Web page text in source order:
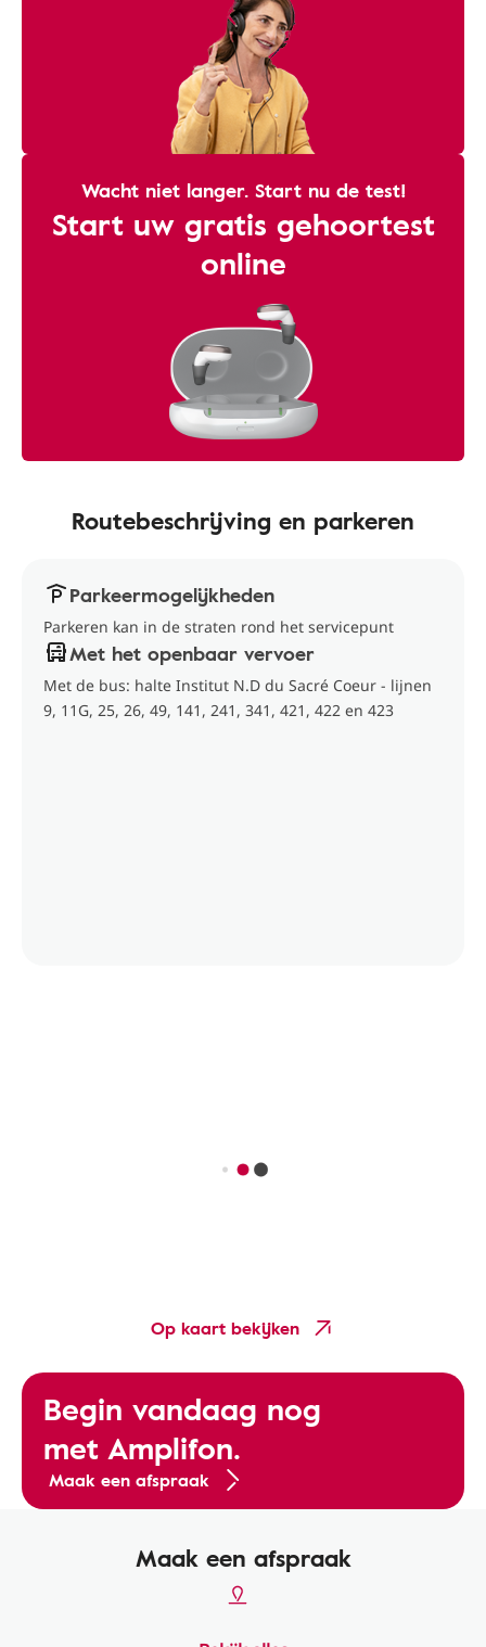
Wacht niet langer. Start nu de test!
Start uw gratis gehoortest
online
Routebeschrijving en parkeren
Parkeermogelijkheden
Parkeren kan in de straten rond het servicepunt
Met het openbaar vervoer
Met de bus: halte Institut N.D du Sacré Coeur - lijnen
9, 11G, 25, 26, 49, 141, 241, 341, 421, 422 en 423
Op kaart bekijken
Begin vandaag nog
met Amplifon.
Maak een afspraak
Maak een afspraak